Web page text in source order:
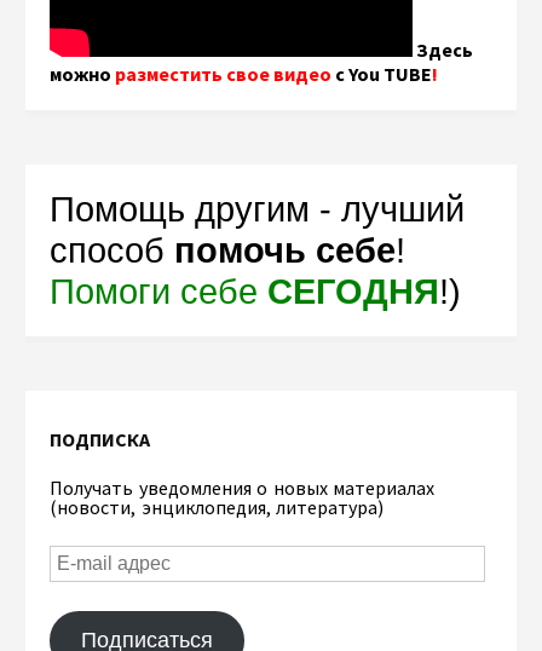
Здесь
можно разместить свое видео с You TUBE!
Помощь другим - лучший
способ помочь себе!
Помоги себе СЕГОДНЯ!)
ПОДПИСКА
Получать уведомления о новых материалах
(новости, энциклопедия, литература)
Подписаться